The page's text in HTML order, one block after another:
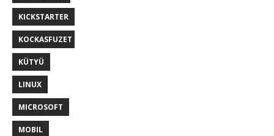
KICKSTARTER
KOCKASFUZET
KÜTYÜ
LINUX
MICROSOFT
MOBIL